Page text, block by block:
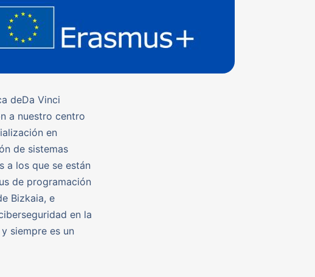
deDa Vinci
a nuestro centro
en
de sistemas
a los que se están
de programación
Bizkaia, e
en la
siempre es un